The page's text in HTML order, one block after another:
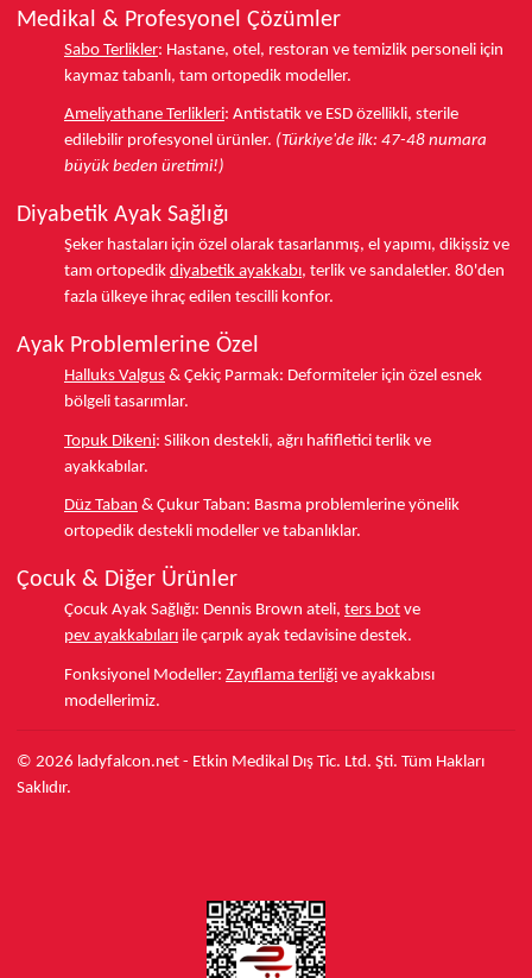
Medikal & Profesyonel Çözümler
Sabo Terlikler: Hastane, otel, restoran ve temizlik personeli için
kaymaz tabanlı, tam ortopedik modeller.
Ameliyathane Terlikleri: Antistatik ve ESD özellikli, sterile
edilebilir profesyonel ürünler. (Türkiye'de ilk: 47-48 numara
büyük beden üretimi!)
Diyabetik Ayak Sağlığı
Şeker hastaları için özel olarak tasarlanmış, el yapımı, dikişsiz ve
tam ortopedik diyabetik ayakkabı, terlik ve sandaletler. 80'den
fazla ülkeye ihraç edilen tescilli konfor.
Ayak Problemlerine Özel
Halluks Valgus & Çekiç Parmak: Deformiteler için özel esnek
bölgeli tasarımlar.
Topuk Dikeni: Silikon destekli, ağrı hafifletici terlik ve
ayakkabılar.
Düz Taban & Çukur Taban: Basma problemlerine yönelik
ortopedik destekli modeller ve tabanlıklar.
Çocuk & Diğer Ürünler
Çocuk Ayak Sağlığı: Dennis Brown ateli, ters bot ve
pev ayakkabıları ile çarpık ayak tedavisine destek.
Fonksiyonel Modeller: Zayıflama terliği ve ayakkabısı
modellerimiz.
© 2026 ladyfalcon.net - Etkin Medikal Dış Tic. Ltd. Şti. Tüm Hakları
Saklıdır.